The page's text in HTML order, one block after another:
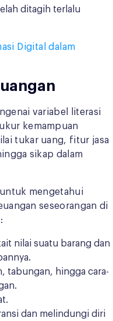
ditagih terlalu
Digital dalam
variabel literasi
kemampuan
tukar uang, fitur jasa
sikap dalam
mengetahui
seseorangan di
nilai suatu barang dan
tabungan, hingga cara-
dan melindungi diri